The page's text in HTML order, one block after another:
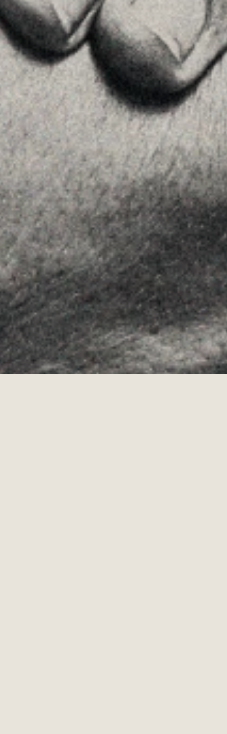
MENU
Home
La Firma
Equipo
Asesoramiento
Insights
Contactar
SÍGUENOS
Linkedin
Instagram
Youtube
Allyon — Barcelona, Spain
Copyrights © 2026 AVISO LEGAL ·
POLÍTICA DE COOKIES· POLÍTICA DE PRIVACIDAD
·